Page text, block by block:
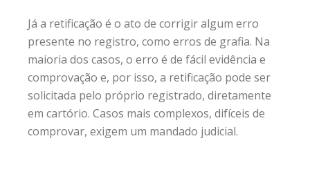
Já a retificação é o ato de corrigir algum erro
presente no registro, como erros de grafia. Na
maioria dos casos, o erro é de fácil evidência e
comprovação e, por isso, a retificação pode ser
solicitada pelo próprio registrado, diretamente
em cartório. Casos mais complexos, difíceis de
comprovar, exigem um mandado judicial.